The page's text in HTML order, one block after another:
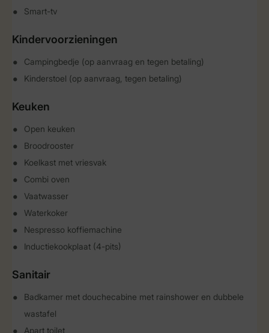
Smart-tv
Kindervoorzieningen
Campingbedje (op aanvraag en tegen betaling)
Kinderstoel (op aanvraag, tegen betaling)
Keuken
Open keuken
Broodrooster
Koelkast met vriesvak
Combi oven
Vaatwasser
Waterkoker
Nespresso koffiemachine
Inductiekookplaat (4-pits)
Sanitair
Badkamer met douchecabine met rainshower en dubbele
wastafel
Apart toilet